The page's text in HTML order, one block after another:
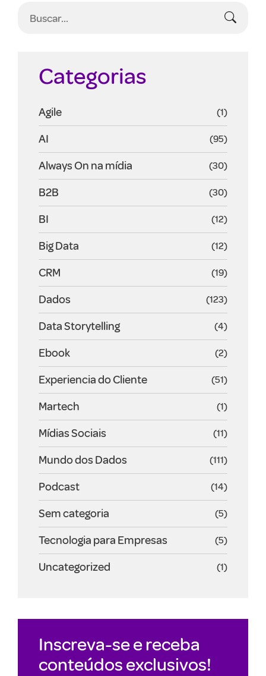
Categorias
Agile (1)
AI (95)
Always On na mídia (30)
B2B (30)
BI (12)
Big Data (12)
CRM (19)
Dados (123)
Data Storytelling (4)
Ebook (2)
Experiencia do Cliente (51)
Martech (1)
Mídias Sociais (11)
Mundo dos Dados (111)
Podcast (14)
Sem categoria (5)
Tecnologia para Empresas (5)
Uncategorized (1)
Inscreva-se e receba
conteúdos exclusivos!